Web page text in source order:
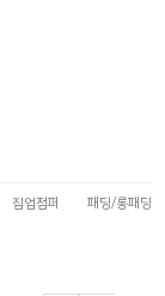
집업점퍼 패딩/롱패딩